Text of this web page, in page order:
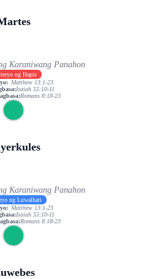
Karaniwang Panahon
ng Hapis
Matthew 13:1-23
Isaiah 55:10-11
Romans 8:18-23
Karaniwang Panahon
ng Luwalhati
Matthew 13:1-23
Isaiah 55:10-11
Romans 8:18-23